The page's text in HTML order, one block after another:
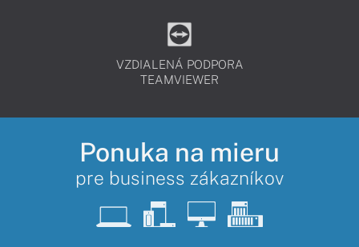
VZDIALENÁ PODPORA
TEAMVIEWER
Ponuka na mieru
pre business zákazníkov